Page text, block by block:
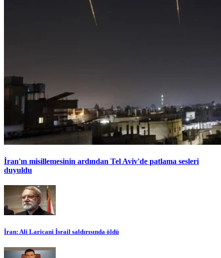
İran'ın misillemesinin ardından Tel Aviv'de patlama sesleri
duyuldu
İran: Ali Laricani İsrail saldırısında öldü